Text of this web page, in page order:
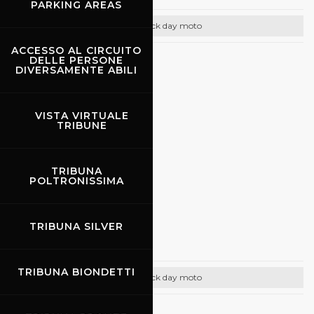
PARKING AREAS
ACCESSO AL CIRCUITO
DELLE PERSONE
DIVERSAMENTE ABILI
VISTA VIRTUALE
TRIBUNE
TRIBUNA
POLTRONISSIMA
TRIBUNA SILVER
TRIBUNA BIONDETTI
Track day moto
CONTATTI
Tel: +39 (055) 480553
Track day moto